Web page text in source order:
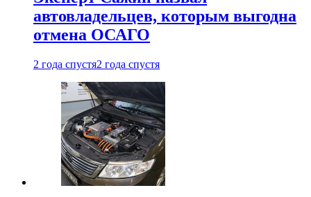
автовладельцев, которым выгодна
отмена ОСАГО
2 года спустя2 года спустя